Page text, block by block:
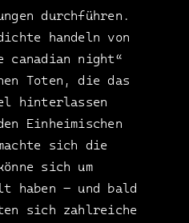
durchführen.
handeln von
canadian night“
Toten, die das
hinterlassen
Einheimischen
sich die
sich um
haben – und bald
sich zahlreiche